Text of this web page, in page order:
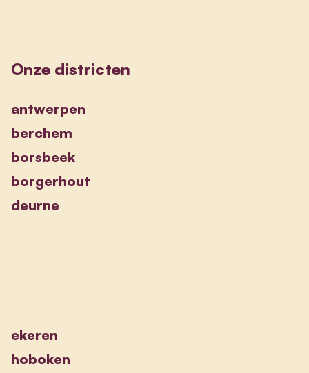
Onze districten
antwerpen
berchem
borsbeek
borgerhout
deurne
ekeren
hoboken